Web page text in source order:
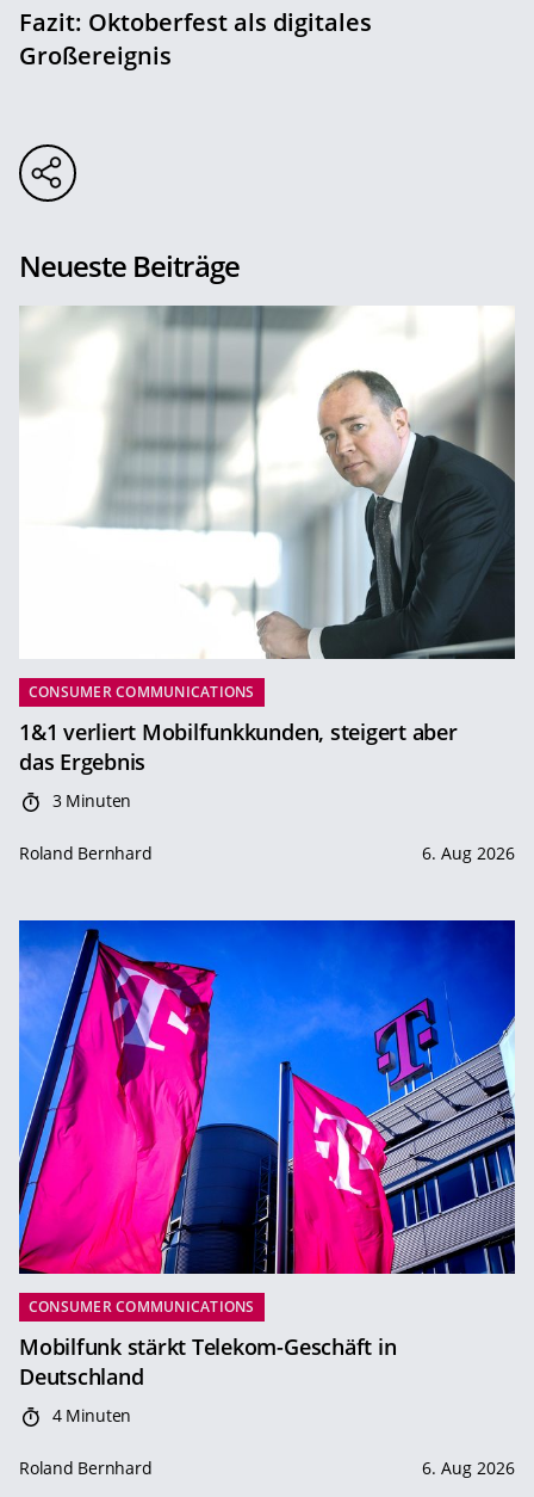
Fazit: Oktoberfest als digitales
Großereignis
Neueste Beiträge
CONSUMER COMMUNICATIONS
1&1 verliert Mobilfunkkunden, steigert aber
das Ergebnis
3 Minuten
Roland Bernhard 6. Aug 2026
CONSUMER COMMUNICATIONS
Mobilfunk stärkt Telekom-Geschäft in
Deutschland
4 Minuten
Roland Bernhard 6. Aug 2026